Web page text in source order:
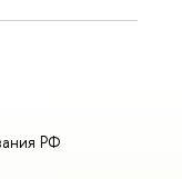
РФ